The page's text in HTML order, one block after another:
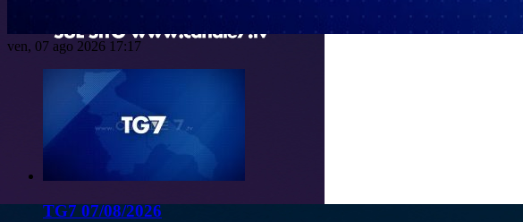
ven, 07 ago 2026 17:17
TG7 07/08/2026